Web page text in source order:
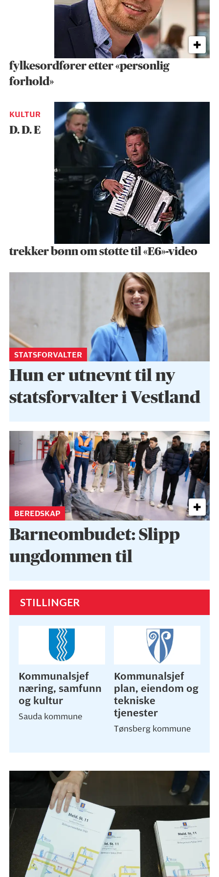
fylkesordfører etter «personlig
forhold»
KULTUR
D. D. E
trekker bønn om støtte til «E6»-video
STATSFORVALTER
Hun er utnevnt til ny
statsforvalter i Vestland
BEREDSKAP
Barneombudet: Slipp
ungdommen til
STILLINGER
Kommunalsjef
næring, samfunn
og kultur
Sauda kommune
Kommunalsjef
plan, eiendom og
tekniske
tjenester
Tønsberg kommune